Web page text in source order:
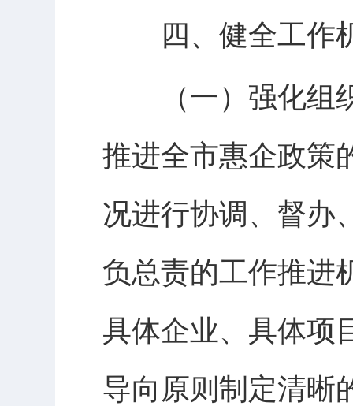
四、健全工作
（一）强化组织
推进全市惠企政策
况进行协调、督办
负总责的工作推进
具体企业、具体项
导向原则制定清晰